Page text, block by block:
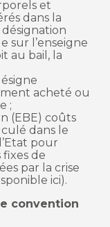
et
dans la
sur l’enseigne
au bail, la
acheté ou
;
(EBE) coûts
dans le
pour
de
par la crise
ici).
convention